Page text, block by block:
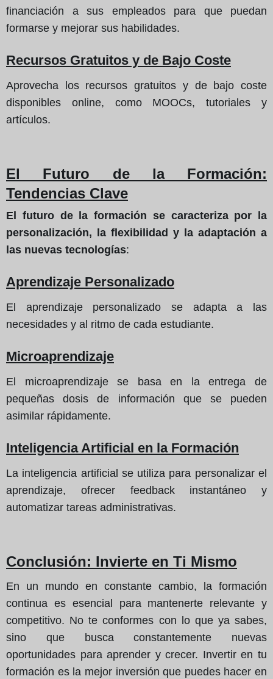
financiación a sus empleados para que puedan
formarse y mejorar sus habilidades.
Recursos Gratuitos y de Bajo Coste
Aprovecha los recursos gratuitos y de bajo coste
disponibles online, como MOOCs, tutoriales y
artículos.
El Futuro de la Formación:
Tendencias Clave
El futuro de la formación se caracteriza por la
personalización, la flexibilidad y la adaptación a
las nuevas tecnologías:
Aprendizaje Personalizado
El aprendizaje personalizado se adapta a las
necesidades y al ritmo de cada estudiante.
Microaprendizaje
El microaprendizaje se basa en la entrega de
pequeñas dosis de información que se pueden
asimilar rápidamente.
Inteligencia Artificial en la Formación
La inteligencia artificial se utiliza para personalizar el
aprendizaje, ofrecer feedback instantáneo y
automatizar tareas administrativas.
Conclusión: Invierte en Ti Mismo
En un mundo en constante cambio, la formación
continua es esencial para mantenerte relevante y
competitivo. No te conformes con lo que ya sabes,
sino que busca constantemente nuevas
oportunidades para aprender y crecer. Invertir en tu
formación es la mejor inversión que puedes hacer en